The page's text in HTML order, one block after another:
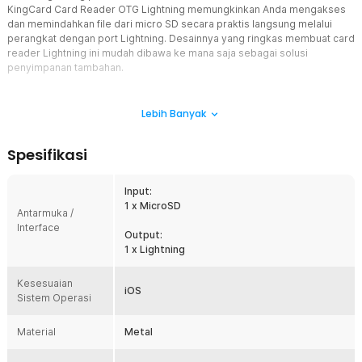
KingCard Card Reader OTG Lightning memungkinkan Anda mengakses
dan memindahkan file dari micro SD secara praktis langsung melalui
perangkat dengan port Lightning. Desainnya yang ringkas membuat card
reader Lightning ini mudah dibawa ke mana saja sebagai solusi
penyimpanan tambahan.
langsung digunakan pada perangkat yang kompatibel tanpa
membaca file dari kartu micro SD menjadi lebih praktis untuk
kebutuhan sehari-hari. Cocok digunakan sebagai card reader
iPhone saat ingin memindahkan foto, video, maupun dokumen
dengan mudah.
Mendukung Kartu Micro SD
memudahkan akses data kapan saja. Anda dapat memanfaatkan
kartu memori sebagai media penyimpanan tambahan yang praktis
juga mempermudah proses backup berbagai file penting.
Lebih Banyak
Spesifikasi
Antarmuka /
Interface
Input:
1 x MicroSD
Output:
1 x Lightning
Kesesuaian
Sistem Operasi
iOS
Material Metal